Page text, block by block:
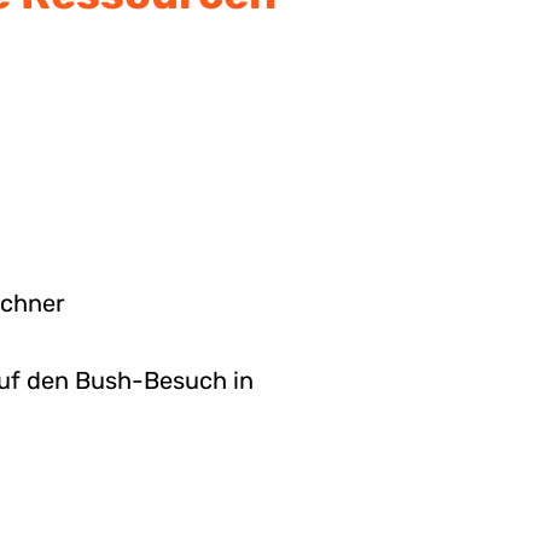
den Bush-Besuch in